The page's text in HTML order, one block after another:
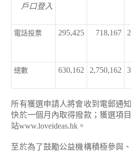
戶口登入
電話投票 295,425 718,167
總數 630,162 2,750,162
所有獲選申請人將會收到電郵通
快於一個月內取得撥款；獲選項
站www.loveideas.hk 。
至於為了鼓勵公益機構積極參與